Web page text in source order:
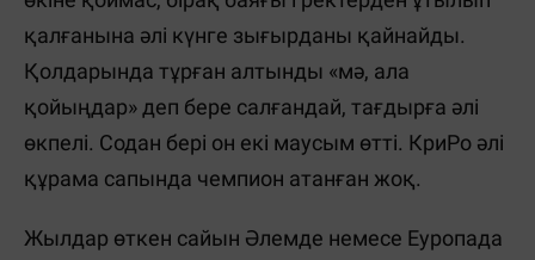
қалғанына әлі күнге зығырданы қайнайды.
Қолдарында тұрған алтынды «мә, ала
қойыңдар» деп бере салғандай, тағдырға әлі
өкпелі. Содан бері он екі маусым өтті. КриРо әлі
құрама сапында чемпион атанған жоқ.
Жылдар өткен сайын Әлемде немесе Еуропада